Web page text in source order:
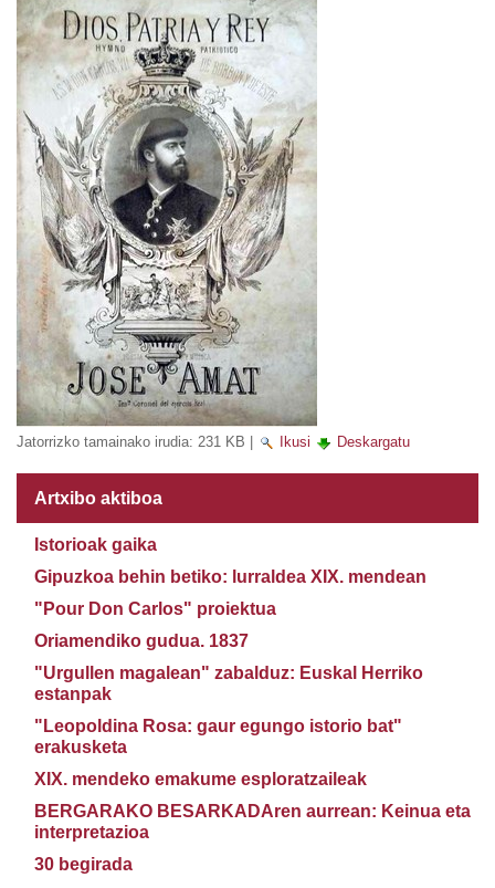
Jatorrizko tamainako irudia: 231 KB Ikusi Deskargatu
Artxibo aktiboa
Istorioak gaika
Gipuzkoa behin betiko: lurraldea XIX. mendean
"Pour Don Carlos" proiektua
Oriamendiko gudua. 1837
"Urgullen magalean" zabalduz: Euskal Herriko
estanpak
"Leopoldina Rosa: gaur egungo istorio bat"
erakusketa
XIX. mendeko emakume esploratzaileak
BERGARAKO BESARKADAren aurrean: Keinua eta
interpretazioa
30 begirada